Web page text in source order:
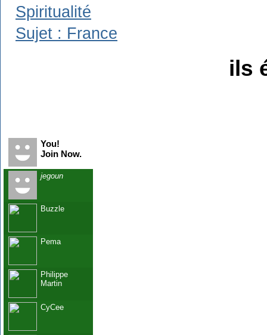
Spiritualité
Sujet : France
ils
You!
Join Now.
jegoun
Buzzle
Pema
Philippe
Martin
CyCee